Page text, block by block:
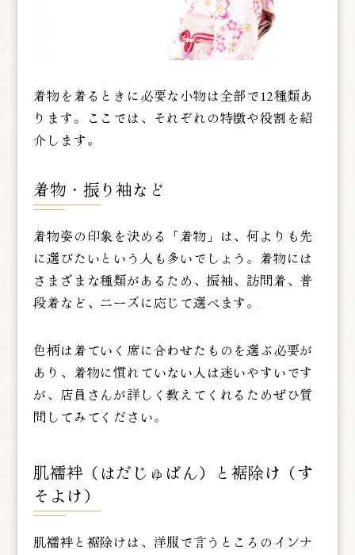
着物を着るときに必要な小物は全部で12種類あ
ります。ここでは、それぞれの特徴や役割を紹
介します。
着物・振り袖など
着物姿の印象を決める「着物」は、何よりも先
に選びたいという人も多いでしょう。 着物には
さまざまな種類があるため、振袖、訪問着、普
段着など、ニーズに応じて選べます。
色柄は着ていく席に合わせたものを選ぶ必要が
あり、着物に慣れていない人は迷いやすいです
が、店員さんが詳しく教えてくれるためぜひ質
問してみてください。
肌襦袢（はだじゅばん）と裾除け（す
そよけ）
肌襦袢と裾除けは、洋服で言うところのインナ